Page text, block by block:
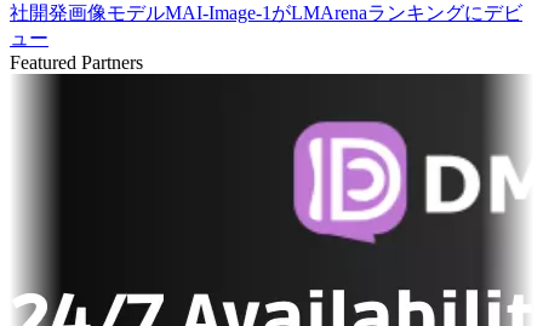
社開発画像モデルMAI-Image-1がLMArenaランキングにデビ
ュー
Featured Partners